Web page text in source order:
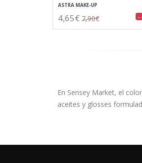
ASTRA MAKE-UP
4,65€ 7,90€ -
En Sensey Market, el
aceites y glosses